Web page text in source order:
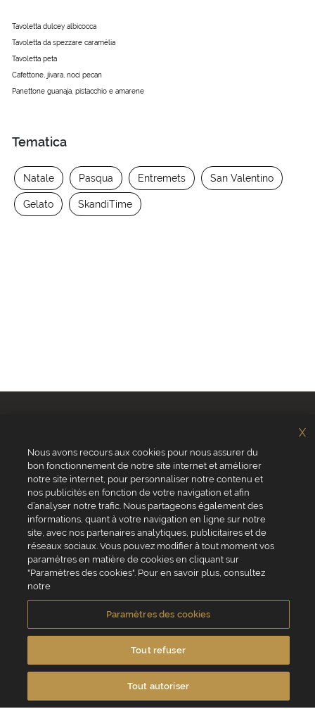
Tavoletta dulcey albicocca
Tavoletta da spezzare caramélia
Tavoletta peta
Cafettone, jivara, noci pecan
Panettone guanaja, pistacchio e amarene
Tematica
Natale Pasqua Entremets San Valentino
Gelato SkandiTime
Chi siamo?
Sito web valrhona.com
Perché ordinare online?
Domande frequenti
Contattaci
Valrhona
Pariani
Norohy
Adamance
La Rose Noire
Chocolatree
Servizio clienti
Nous avons recours aux cookies pour nous assurer du
bon fonctionnement de notre site internet et améliorer
notre site internet, pour personnaliser notre contenu et
nos publicités en fonction de votre navigation et afin
d’analyser notre trafic. Nous partageons également des
informations, quant à votre navigation en ligne sur notre
site, avec nos partenaires analytiques, publicitaires et de
réseaux sociaux. Vous pouvez modifier à tout moment vos
paramètres en matière de cookies en cliquant sur
"Paramètres des cookies". Pour en savoir plus, consultez
notre
Paramètres des cookies
Tout refuser
Tout autoriser
X